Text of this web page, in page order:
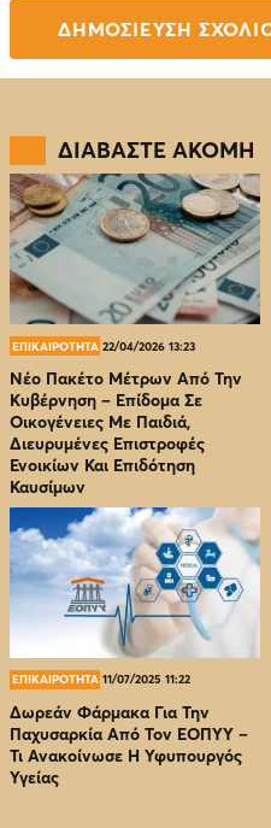
ΔΙΑΒΑΣΤΕ ΑΚΟΜΗ
ΕΠΙΚΑΙΡΟΤΗΤΑ 22/04/2026 13:23
Νέο Πακέτο Μέτρων Από Την
Κυβέρνηση – Επίδομα Σε
Οικογένειες Με Παιδιά,
Διευρυμένες Επιστροφές
Ενοικίων Και Επιδότηση
Καυσίμων
ΕΠΙΚΑΙΡΟΤΗΤΑ 11/07/2025 11:22
Δωρεάν Φάρμακα Για Την
Παχυσαρκία Από Τον EOΠΥΥ –
Τι Ανακοίνωσε Η Υφυπουργός
Υγείας